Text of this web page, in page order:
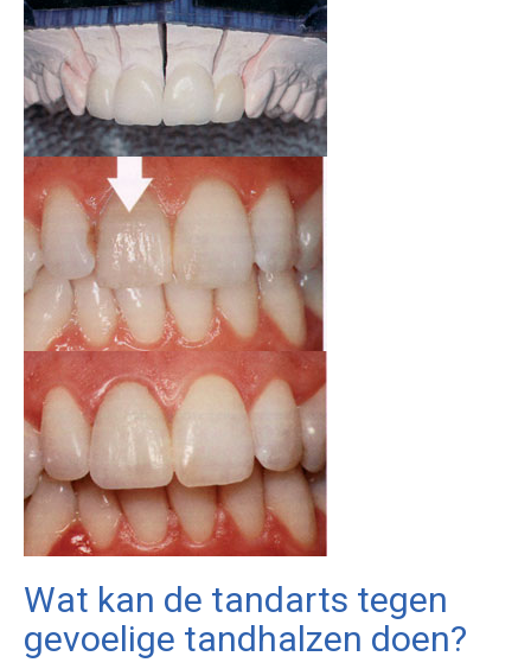
Wat kan de tandarts tegen
gevoelige tandhalzen doen?